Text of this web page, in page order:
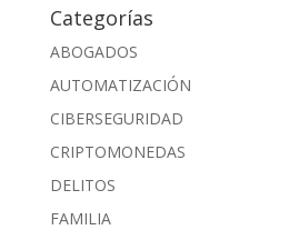
Categorías
ABOGADOS
AUTOMATIZACIÓN
CIBERSEGURIDAD
CRIPTOMONEDAS
DELITOS
FAMILIA